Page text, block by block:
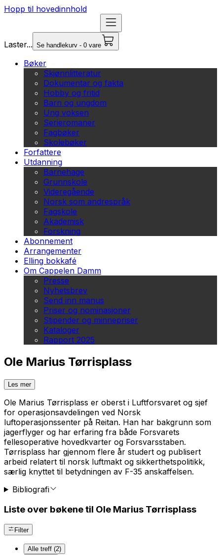
Hopp til hovedinnhold
Laster... Se handlekurv - 0 vare
Bøker
Skjønnlitteratur
Dokumentar og fakta
Hobby og fritid
Barn og ungdom
Ung voksen
Serieromaner
Fagbøker
Skolebøker
Forfattere
Utdanning
Barnehage
Grunnskole
Videregående
Norsk som andrespråk
Fagskole
Akademisk
Forskning
Abonnement
Arrangementer
Elling bokkafé
Om Cappelen Damm
Presse
Nyhetsbrev
Send inn manus
Priser og nominasjoner
Stipender og minnepriser
Kataloger
Rapport 2025
Ole Marius Tørrisplass
Les mer
Ole Marius Tørrisplass er oberst i Luftforsvaret og sjef
for operasjonsavdelingen ved Norsk
luftoperasjonssenter på Reitan. Han har bakgrunn som
jagerflyger og har erfaring fra både Forsvarets
fellesoperative hovedkvarter og Forsvarsstaben.
Tørrisplass har gjennom flere år studert og publisert
arbeid relatert til norsk luftmakt og sikkerthetspolitikk,
særlig knyttet til betydningen av F-35 anskaffelsen.
Bibliografi
Liste over bøkene til Ole Marius Tørrisplass
Filter
Alle treff (2)